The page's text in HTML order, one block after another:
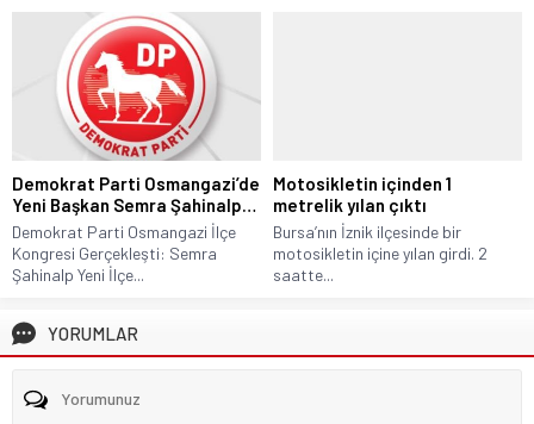
Demokrat Parti Osmangazi’de
Yeni Başkan Semra Şahinalp…
Demokrat Parti Osmangazi İlçe
Kongresi Gerçekleşti: Semra
Şahinalp Yeni İlçe...
Motosikletin içinden 1
metrelik yılan çıktı
Bursa’nın İznik ilçesinde bir
motosikletin içine yılan girdi. 2
saatte...
YORUMLAR